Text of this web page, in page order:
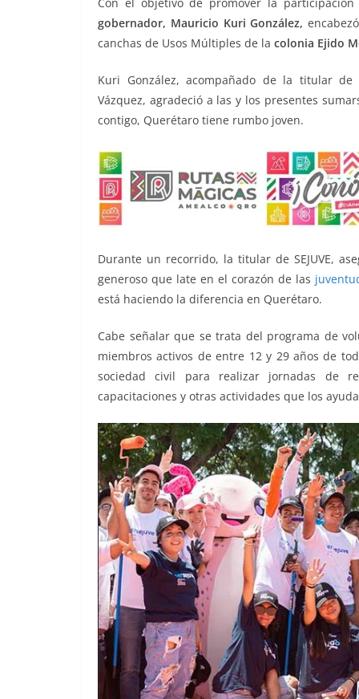
o
o
k
p
p
g
er
m tir
gobernador, Mauricio Kuri González,
canchas de Usos Múltiples de la colonia Ejido
Kuri González, acompañado de la titular de
Vázquez, agradeció a las y los presentes
contigo, Querétaro tiene rumbo joven.
Durante un recorrido, la titular de SEJUVE,
generoso que late en el corazón de las
está haciendo la diferencia en Querétaro.
Cabe señalar que se trata del programa de
miembros activos de entre 12 y 29 años de
sociedad civil para realizar jornadas de
capacitaciones y otras actividades que los